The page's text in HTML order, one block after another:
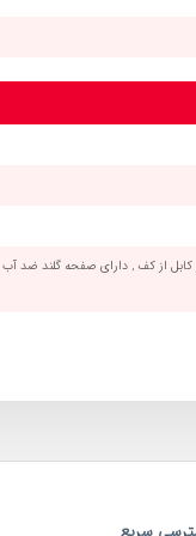
از کف , دارای صفحه گلند ضد آب ,